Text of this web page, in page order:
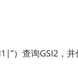
）查询GSI2，